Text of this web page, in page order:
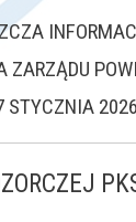
ZARZĄDU
STYCZNIA